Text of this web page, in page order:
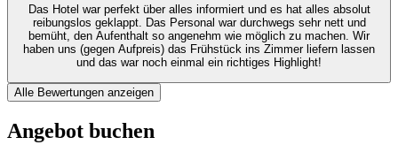
Das Hotel war perfekt über alles informiert und es hat alles absolut
reibungslos geklappt. Das Personal war durchwegs sehr nett und
bemüht, den Aufenthalt so angenehm wie möglich zu machen. Wir
haben uns (gegen Aufpreis) das Frühstück ins Zimmer liefern lassen
und das war noch einmal ein richtiges Highlight!
Alle Bewertungen anzeigen
Angebot buchen